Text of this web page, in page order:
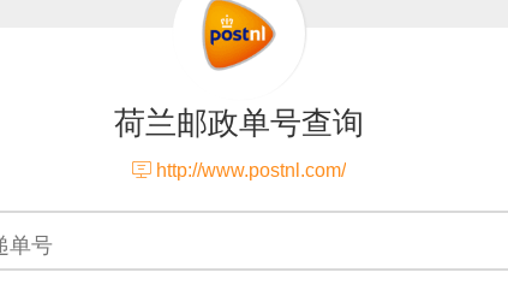
荷兰邮政单号查询
 http://www.postnl.com/